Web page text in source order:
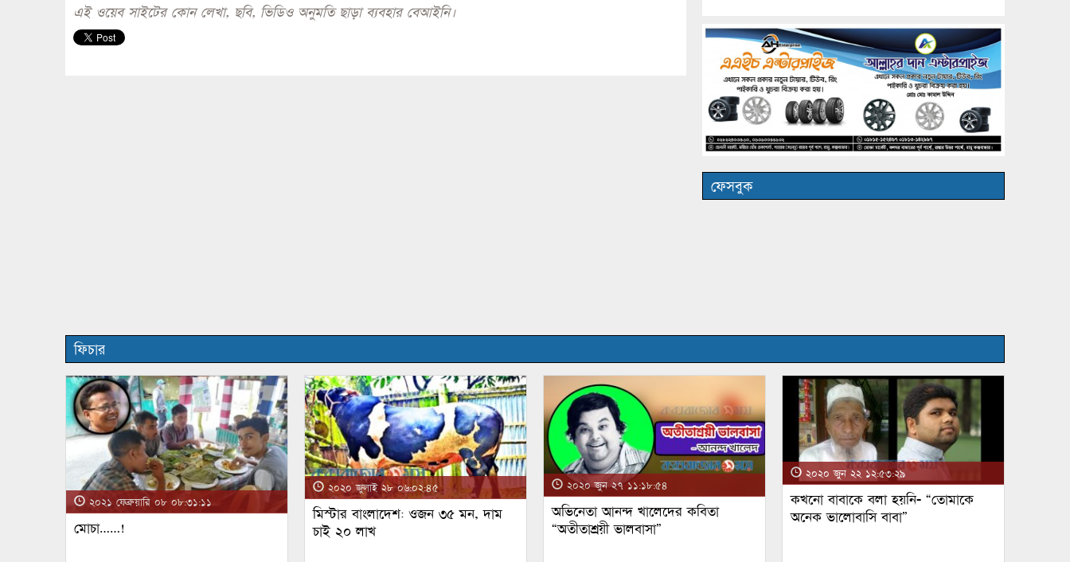
এই ওয়েব সাইটের কোন লেখা, ছবি, ভিডিও অনুমতি ছাড়া ব্যবহার বেআইনি।
ফেসবুক
ফিচার
২০২১ ফেব্রুয়ারি ০৮ ০৮:৩১:১১
মোচা……!
২০২০ জুলাই ২৮ ০৬:০২:৪৫
মিস্টার বাংলাদেশ: ওজন ৩৫ মন, দাম
চাই ২০ লাখ
২০২০ জুন ২৭ ১১:১৮:৫৪
অভিনেতা আনন্দ খালেদের কবিতা
“অতীতাশ্রয়ী ভালবাসা”
২০২০ জুন ২২ ১২:৫৩:২৯
কখনো বাবাকে বলা হয়নি- “তোমাকে
অনেক ভালোবাসি বাবা”